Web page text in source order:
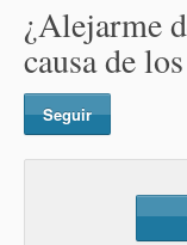
¿Alejarme
causa de
Seguir